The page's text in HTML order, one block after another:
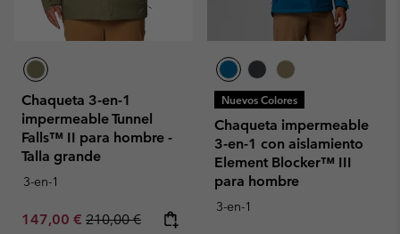
Chaqueta 3-en-1
impermeable Tunnel
Falls™ II para hombre -
Talla grande
3-en-1
Sale price:
147,00 € Regular price:
210,00 €
Nuevos Colores
Chaqueta impermeable
3-en-1 con aislamiento
Element Blocker™ III
para hombre
3-en-1